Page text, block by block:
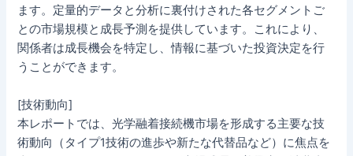
ます。定量的データと分析に裏付けされた各セグメントご
との市場規模と成長予測を提供しています。これにより、
関係者は成長機会を特定し、情報に基づいた投資決定を行
うことができます。
[技術動向]
本レポートでは、光学融着接続機市場を形成する主要な技
術動向（タイプ1技術の進歩や新たな代替品など）に焦点を